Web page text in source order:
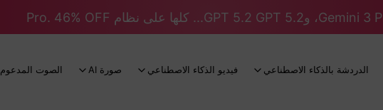
الدردشة بالذكاء الاصطناعي فيديو الذكاء الاصطناعي صورة AI الصوت المدعوم